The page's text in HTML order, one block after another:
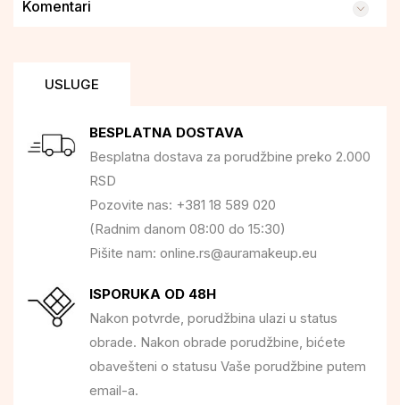
Komentari
USLUGE
BESPLATNA DOSTAVA
Besplatna dostava za porudžbine preko 2.000
RSD
Pozovite nas: +381 18 589 020
(Radnim danom 08:00 do 15:30)
Pišite nam: online.rs@auramakeup.eu
ISPORUKA OD 48H
Nakon potvrde, porudžbina ulazi u status
obrade. Nakon obrade porudžbine, bićete
obavešteni o statusu Vaše porudžbine putem
email-a.